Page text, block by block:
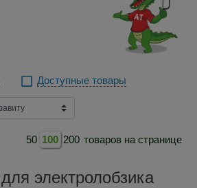
Доступные товары
50 100 200 товаров на странице
электролобзика